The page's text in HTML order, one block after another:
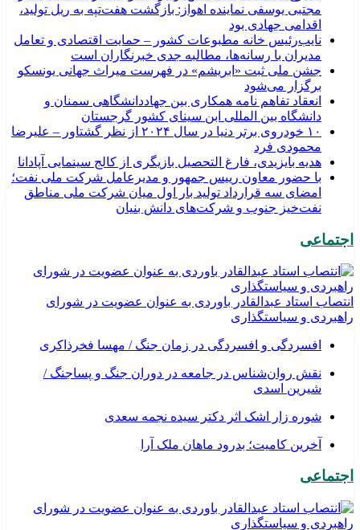
مجتبی یوسفی نماینده اهواز: بازگشت هفت‌تپه به ریل تولید،
اقدامی جهادی بود
نایب‌رئیس خانه مطبوعات کشور – حمایت اقتصادی و تعامل
مدیران با رسانه‌ها، مطالبه جدی خبرنگاران است
جشن ملی ثبت «ابریشم» در فهرست میراث جهانی یونسکو
برگزار می‌شود
انعقاد تفاهم نامه همکاری بین جهاددانشگاهی سمنان و
دانشگاه بین المللی ابن سینای کشور گرجستان
۱۰ خودروی برتر دنیا در سال ۲۰۲۴ از نظر گشتاور – علیرضا
محمودی فرد
هدیه بایزیدی، فارغ التحصیل بازیگری از کالج سینمایی آپادانا
با حضور معاون رییس جمهور و مدیرعامل شرکت ملی نفت؛
امضای سه قرارداد تولید بار اول میان شرکت ملی مناطق
نفت‌خیز جنوب و شرکت‌های دانش بنیان
اجتماعی
انتصاب استاد عبدالقادر باوردی به عنوان عضویت در شورای
راهبردی و سیاستگذاری
افسردگی و افسردگی در زمان جنگ / مهسا فخرذاکری
نقش روان‌شناس در جامعه در دوران جنگ و پساجنگ /
شیرین اسدی
شوره زار اشک اثر دکتر سیده نجمه سعدی
​آخرین کامیت؛ بدرود ماهان ملک آرا
اجتماعی